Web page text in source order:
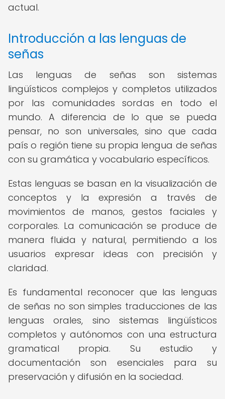
actual.
Introducción a las lenguas de
señas
Las lenguas de señas son sistemas
lingüísticos complejos y completos utilizados
por las comunidades sordas en todo el
mundo. A diferencia de lo que se pueda
pensar, no son universales, sino que cada
país o región tiene su propia lengua de señas
con su gramática y vocabulario específicos.
Estas lenguas se basan en la visualización de
conceptos y la expresión a través de
movimientos de manos, gestos faciales y
corporales. La comunicación se produce de
manera fluida y natural, permitiendo a los
usuarios expresar ideas con precisión y
claridad.
Es fundamental reconocer que las lenguas
de señas no son simples traducciones de las
lenguas orales, sino sistemas lingüísticos
completos y autónomos con una estructura
gramatical propia. Su estudio y
documentación son esenciales para su
preservación y difusión en la sociedad.